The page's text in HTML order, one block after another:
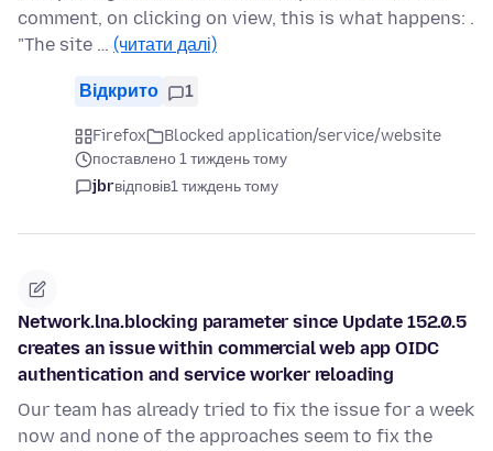
comment, on clicking on view, this is what happens: .
"The site … (читати далі)
Відкрито 1
Firefox
Blocked application/service/website
поставлено 1 тиждень тому
jbrвідповів1 тиждень тому
Network.lna.blocking parameter since Update 152.0.5
creates an issue within commercial web app OIDC
authentication and service worker reloading
Our team has already tried to fix the issue for a week
now and none of the approaches seem to fix the